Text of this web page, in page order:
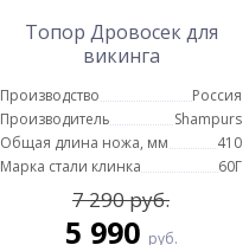
Топор Дровосек для
викинга
Производство
Россия
Производитель
Shampurs
Общая длина ножа, мм
410
Марка стали клинка
60Г
7 290 руб.
5 990 руб.